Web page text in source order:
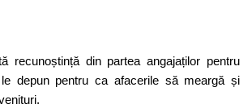
recunoștință din partea angajaților pentru
depun pentru ca afacerile să meargă și